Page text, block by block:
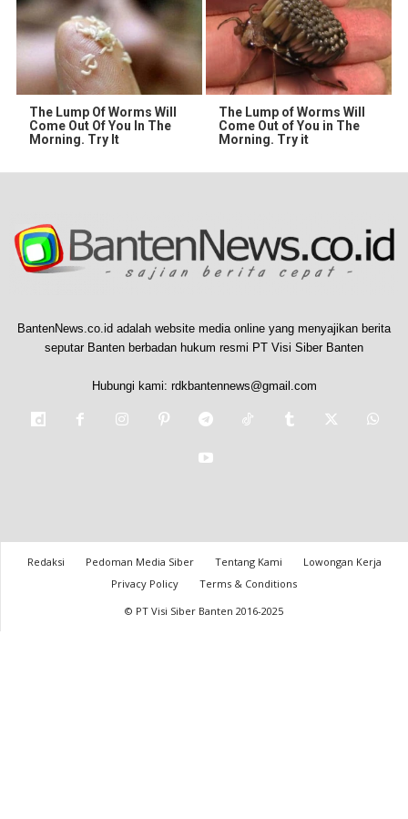
The Lump Of Worms Will
Come Out Of You In The
Morning. Try It
The Lump of Worms Will
Come Out of You in The
Morning. Try it
BantenNews.co.id adalah website media online yang menyajikan berita
seputar Banten berbadan hukum resmi PT Visi Siber Banten
Hubungi kami: rdkbantennews@gmail.com
Redaksi Pedoman Media Siber Tentang Kami
Lowongan Kerja
Privacy Policy
Terms & Conditions
© PT Visi Siber Banten 2016-2025